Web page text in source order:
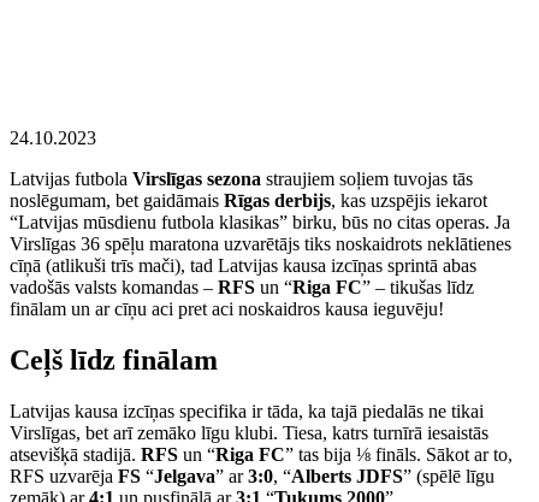
24.10.2023
Latvijas futbola Virslīgas sezona straujiem soļiem tuvojas tās
noslēgumam, bet gaidāmais Rīgas derbijs, kas uzspējis iekarot
“Latvijas mūsdienu futbola klasikas” birku, būs no citas operas. Ja
Virslīgas 36 spēļu maratona uzvarētājs tiks noskaidrots neklātienes
cīņā (atlikuši trīs mači), tad Latvijas kausa izcīņas sprintā abas
vadošās valsts komandas – RFS un “Riga FC” – tikušas līdz
finālam un ar cīņu aci pret aci noskaidros kausa ieguvēju!
Ceļš līdz finālam
Latvijas kausa izcīņas specifika ir tāda, ka tajā piedalās ne tikai
Virslīgas, bet arī zemāko līgu klubi. Tiesa, katrs turnīrā iesaistās
atsevišķā stadijā. RFS un “Riga FC” tas bija ⅛ fināls. Sākot ar to,
RFS uzvarēja FS “Jelgava” ar3:0, “Alberts JDFS” (spēlē līgu
zemāk) ar4:1 un pusfinālā ar3:1 “Tukums 2000”.